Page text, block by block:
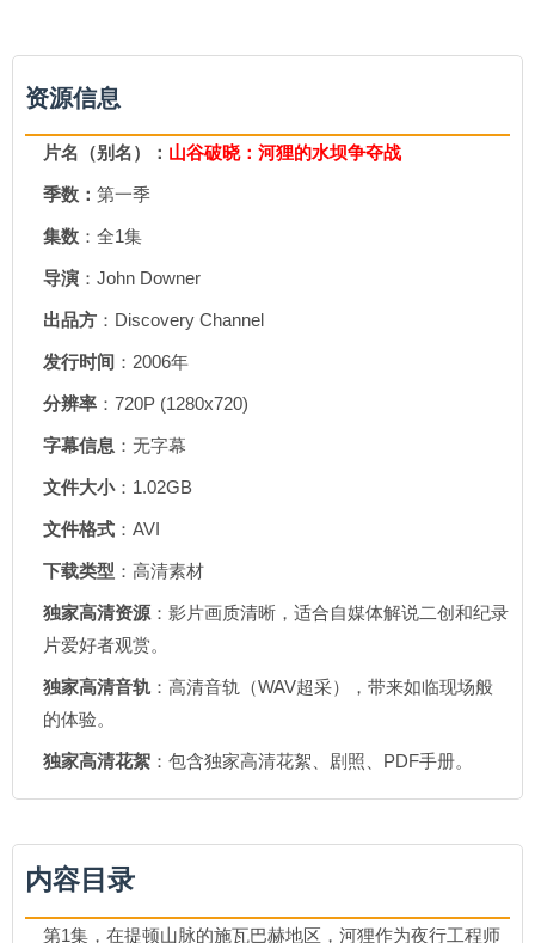
资源信息
片名（别名）： 山谷破晓：河狸的水坝争夺战
季数： 第一季
集数 ：全1集
导演 ：John Downer
出品方 ：Discovery Channel
发行时间 ：2006年
分辨率 ：720P (1280x720)
字幕信息 ：无字幕
文件大小：1.02GB
文件格式 ：AVI
下载类型 ：高清素材
独家高清资源 ：影片画质清晰，适合自媒体解说二创和纪录
片爱好者观赏。
独家高清音轨 ：高清音轨（WAV超采），带来如临现场般
的体验。
独家高清花絮 ：包含独家高清花絮、剧照、PDF手册。
内容目录
第1集，在提顿山脉的施瓦巴赫地区，河狸作为夜行工程师